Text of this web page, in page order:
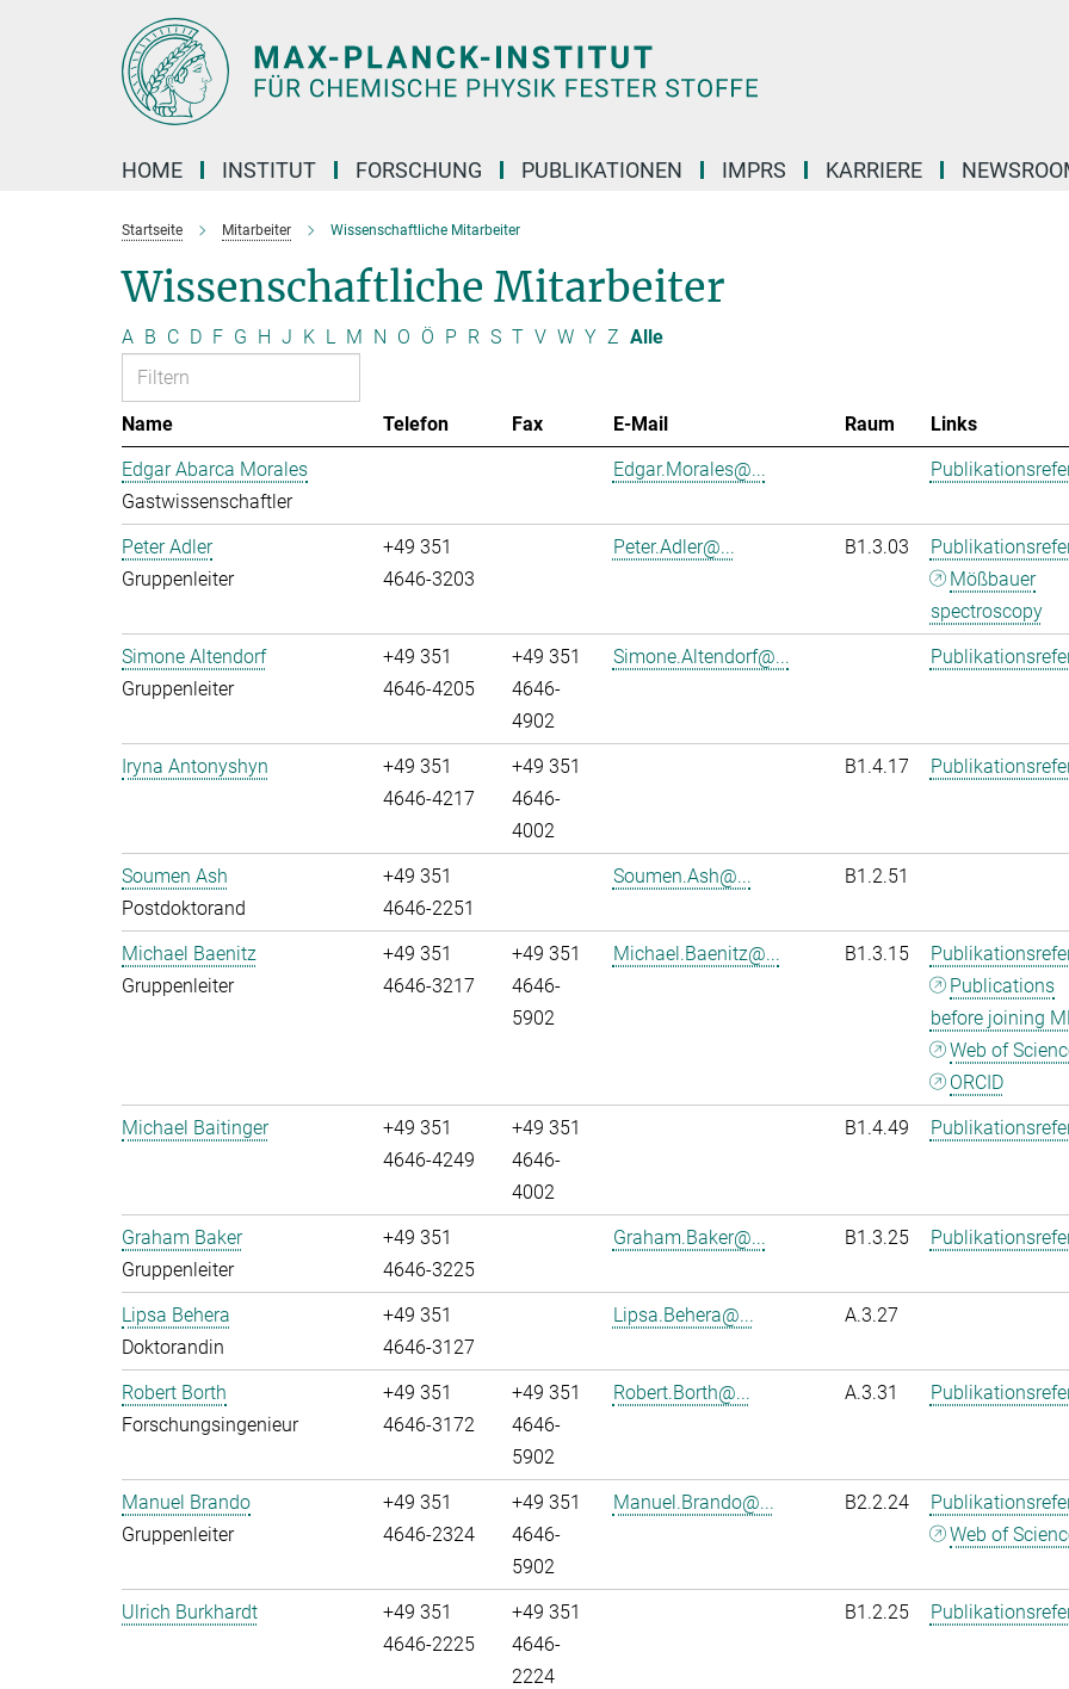
HOME INSTITUT FORSCHUNG PUBLIKATIONEN IMPRS KARRIERE
Startseite Mitarbeiter Wissenschaftliche Mitarbeiter
Wissenschaftliche Mitarbeiter
A B C D F G H J K L M N O Ö P R S T V W Y Z Alle
Name Telefon Fax E-Mail Raum
Links
Edgar Abarca Morales
Gastwissenschaftler
Edgar.Morales@...
Peter Adler
Gruppenleiter
+49 351
4646-3203
Peter.Adler@... B1.3.03
Mößbauer
spectroscopy
Simone Altendorf
Gruppenleiter
+49 351
4646-4205
+49 351
4646-
4902
Simone.Altendorf@...
Iryna Antonyshyn
+49 351
4646-4217
+49 351
4646-
4002
B1.4.17
Soumen Ash
Postdoktorand
+49 351
4646-2251
Soumen.Ash@... B1.2.51
Michael Baenitz
Gruppenleiter
+49 351
4646-3217
+49 351
4646-
5902
Michael.Baenitz@... B1.3.15
Publications
before joining
Web of
ORCID
Michael Baitinger
+49 351
4646-4249
+49 351
4646-
4002
B1.4.49
Graham Baker
Gruppenleiter
+49 351
4646-3225
Graham.Baker@... B1.3.25
Lipsa Behera
Doktorandin
+49 351
4646-3127
Lipsa.Behera@... A.3.27
Robert Borth
Forschungsingenieur
+49 351
4646-3172
+49 351
4646-
5902
Robert.Borth@... A.3.31
Manuel Brando
Gruppenleiter
+49 351
4646-2324
+49 351
4646-
5902
Manuel.Brando@... B2.2.24
Web of
Ulrich Burkhardt
+49 351
4646-2225
+49 351
4646-
2224
B1.2.25